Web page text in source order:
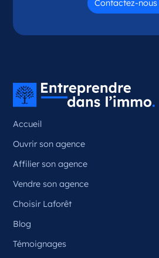
Contactez-nous
Accueil
Ouvrir son agence
Affilier son agence
Vendre son agence
Choisir Laforêt
Blog
Témoignages